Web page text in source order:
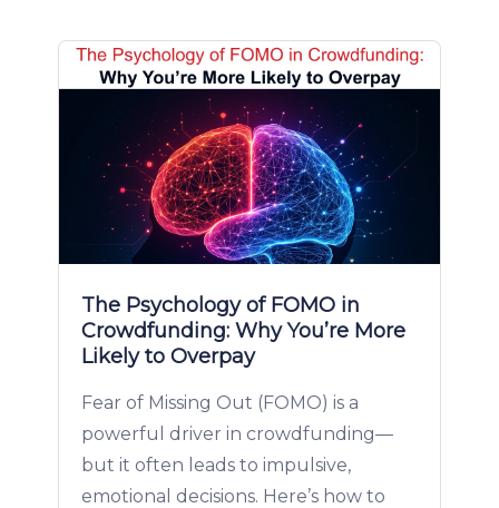
The Psychology of FOMO in
Crowdfunding: Why You’re More
Likely to Overpay
Fear of Missing Out (FOMO) is a
powerful driver in crowdfunding—
but it often leads to impulsive,
emotional decisions. Here’s how to